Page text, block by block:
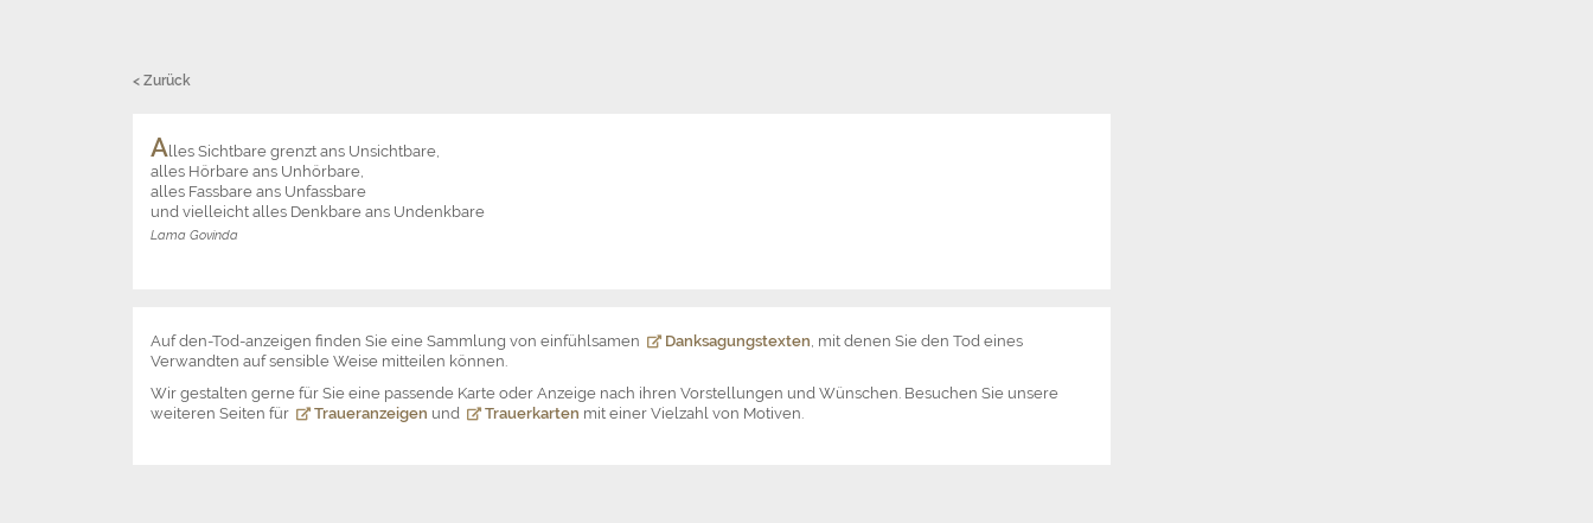
< Zurück
Alles Sichtbare grenzt ans Unsichtbare,
alles Hörbare ans Unhörbare,
alles Fassbare ans Unfassbare
und vielleicht alles Denkbare ans Undenkbare
Lama Govinda
Auf den-Tod-anzeigen finden Sie eine Sammlung von einfühlsamen Danksagungstexten, mit denen Sie den Tod eines
Verwandten auf sensible Weise mitteilen können.
Wir gestalten gerne für Sie eine passende Karte oder Anzeige nach ihren Vorstellungen und Wünschen. Besuchen Sie unsere
weiteren Seiten für
Traueranzeigen und Trauerkarten mit einer Vielzahl von Motiven.